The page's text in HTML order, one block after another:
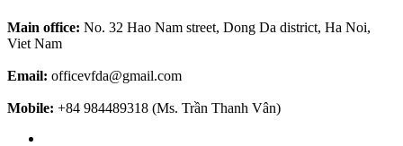
Main office: No. 32 Hao Nam street, Dong Da district, Ha Noi,
Viet Nam
Email: officevfda@gmail.com
Mobile: +84 984489318 (Ms. Trần Thanh Vân)